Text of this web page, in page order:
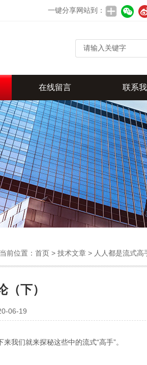
一键分享网站到：
在线留言 联系
当前位置： 首页 > 技术文章 > 人人都是流式高
（下）
06-19
我们就来探秘这些中的流式“高手”。